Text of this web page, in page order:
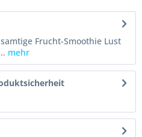
Frucht-Smoothie Lust
mehr